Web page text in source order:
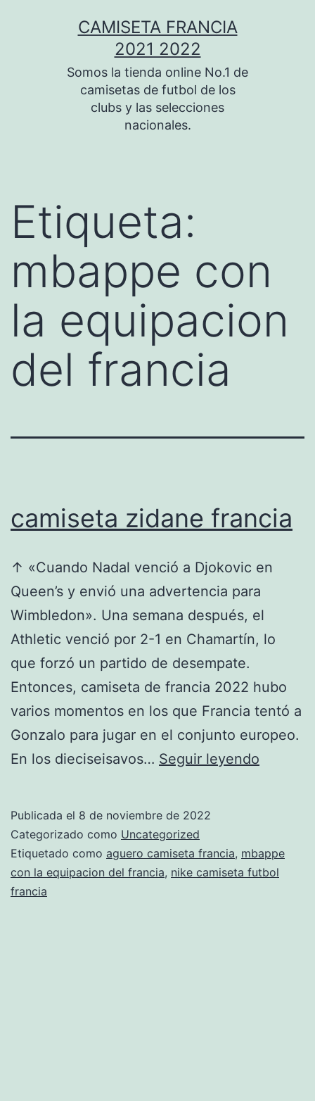
CAMISETA FRANCIA
2021 2022
Somos la tienda online No.1 de
camisetas de futbol de los
clubs y las selecciones
nacionales.
Etiqueta:
mbappe con
la equipacion
del francia
camiseta zidane francia
↑ «Cuando Nadal venció a Djokovic en
Queen’s y envió una advertencia para
Wimbledon». Una semana después, el
Athletic venció por 2-1 en Chamartín, lo
que forzó un partido de desempate.
Entonces, camiseta de francia 2022 hubo
varios momentos en los que Francia tentó a
Gonzalo para jugar en el conjunto europeo.
En los dieciseisavos… Seguir leyendo
Publicada el 8 de noviembre de 2022
Categorizado como Uncategorized
Etiquetado como aguero camiseta francia, mbappe
con la equipacion del francia, nike camiseta futbol
francia